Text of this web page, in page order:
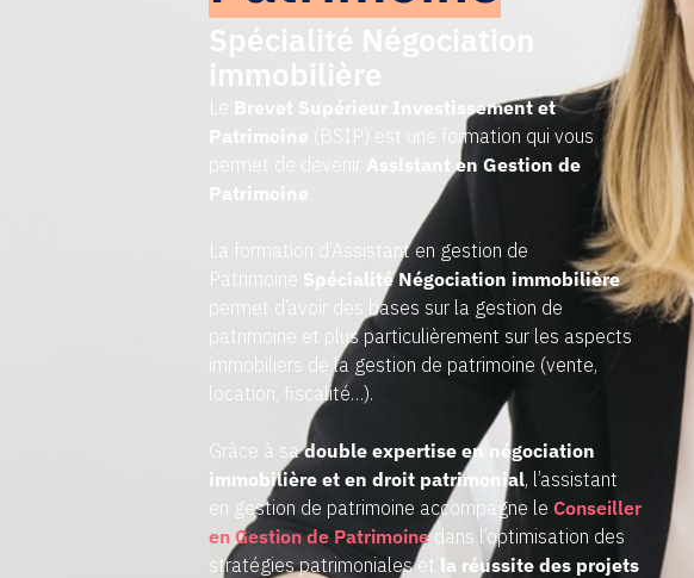
Spécialité Négociation
immobilière
Le Brevet Supérieur Investissement et
Patrimoine (BSIP) est une formation qui vous
permet de devenir Assistant en Gestion de
Patrimoine
La formation d’Assistant en gestion de
Patrimoine Spécialité Négociation immobilière
permet d’avoir des bases sur la gestion de
patrimoine et plus particulièrement sur les aspects
immobiliers de la gestion de patrimoine (vente,
location, fiscalité…).
Grâce à sadouble expertise en négociation
immobilière et en droit patrimonial, l’assistant
en gestion de patrimoine accompagne leConseiller
en Gestion de Patrimoinedans l’optimisation des
stratégies patrimoniales et la réussite des projets